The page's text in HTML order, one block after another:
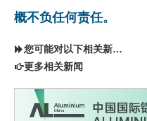
概不负任何责任。
您可能对以下相关新闻同样感兴趣
更多相关新闻